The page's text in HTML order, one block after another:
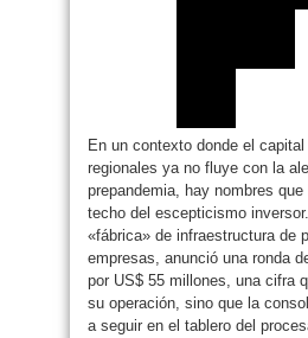
En un contexto donde el
regionales ya no fluye con la
prepandemia, hay nombres que
techo del escepticismo
«fábrica» de infraestructura de
empresas, anunció una ronda
por US$ 55 millones, una cifra
su operación, sino que la
a seguir en el tablero del